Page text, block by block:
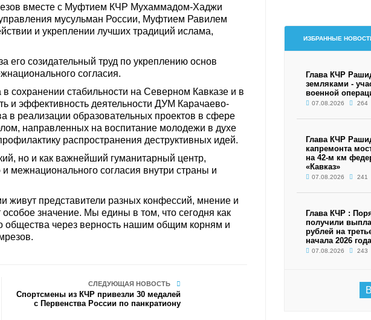
вместе с Муфтием КЧР Мухаммадом-Хаджи
мусульман России, Муфтием Равилем
и укреплении лучших традиций ислама,
его созидательный труд по укреплению основ
согласия.
сохранении стабильности на Северном Кавказе и в
и эффективность деятельности ДУМ Карачаево-
реализации образовательных проектов в сфере
направленных на воспитание молодежи в духе
распространения деструктивных идей.
но и как важнейший гуманитарный центр,
межнационального согласия внутри страны и
живут представители разных конфессий, мнение и
значение. Мы едины в том, что сегодня как
общества через верность нашим общим корням и
СЛЕДУЮЩАЯ НОВОСТЬ
Спортсмены из КЧР привезли 30 медалей
с Первенства России по панкратиону
ИЗБРАННЫЕ
Глава КЧР
земляками -
военной
07.08.2026 264
Глава КЧР
капремонта
на 42-м км
«Кавказ»
07.08.2026 241
Глава КЧР :
получили
рублей на
начала 2026
07.08.2026 243